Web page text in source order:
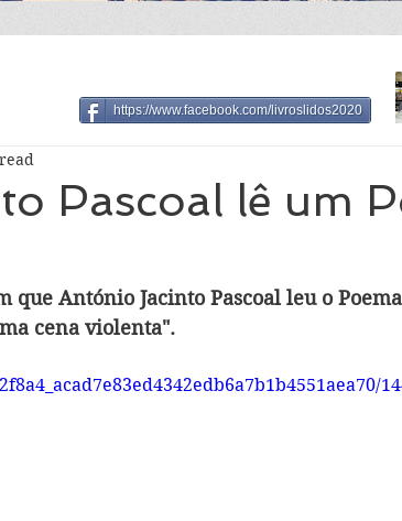
Pascoal lê um
que António Jacinto Pascoal leu o
cena violenta".
https://www.facebook.com/livroslidos2020